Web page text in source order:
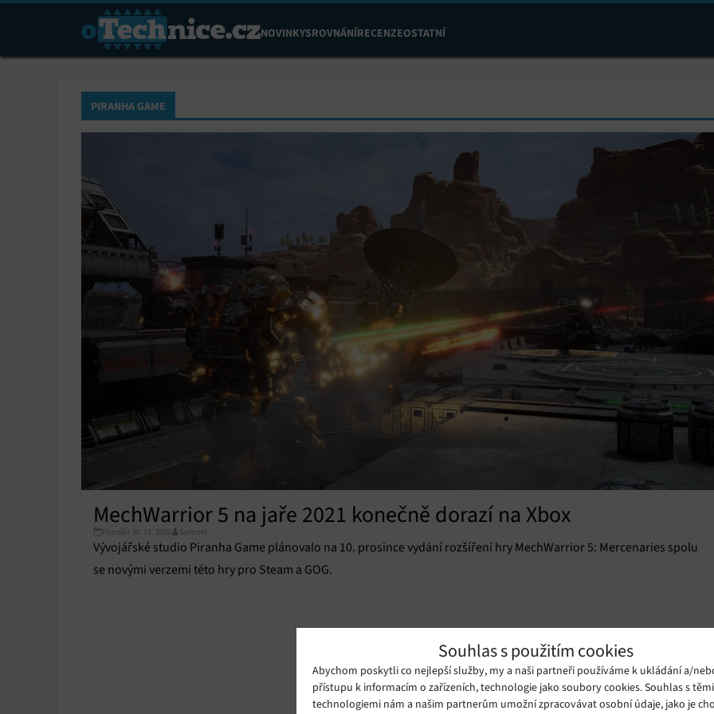
Souhlas s použitím cookies
Abychom poskytli co nejlepší služby, my a naši partneři používáme k ukládání a/
přístupu k informacím o zařízeních, technologie jako soubory cookies. Souhlas s
technologiemi nám a našim partnerům umožní zpracovávat osobní údaje, jako je
NOVINKYSROVNÁNÍRECENZEOSTATNÍ
PIRANHA GAME
MechWarrior 5 na jaře 2021 konečně dorazí na Xbox
Pondělí 30. 11. 2020 Samuel
Vývojářské studio Piranha Game plánovalo na 10. prosince vydání rozšíření hry MechWarrior 5: Mercenaries spolu
se novými verzemi této hry pro Steam a GOG.